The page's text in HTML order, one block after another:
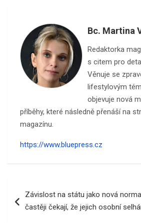
Bc. Martina
Redaktorka
s citem pro
Věnuje se
lifestylovým
objevuje nová
příběhy, které následně přenáší na
magazínu.
https://www.bluepress.cz
proZávislost na státu jako nová
častěji čekají, že jejich osobní